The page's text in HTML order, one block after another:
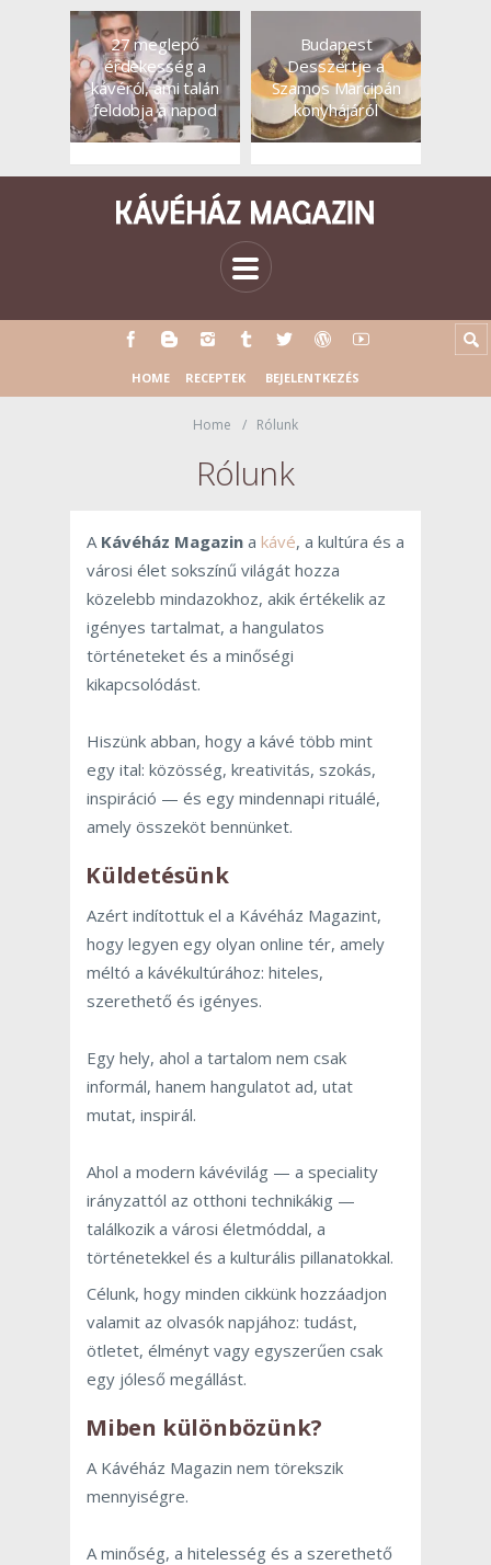
27 meglepő
érdekesség a
kávéról, ami talán
feldobja a napod
Budapest
Desszertje a
Szamos Marcipán
konyhájáról
HOME RECEPTEK BEJELENTKEZÉS
Home Rólunk
Rólunk
A Kávéház Magazin a kávé, a kultúra és a
városi élet sokszínű világát hozza
közelebb mindazokhoz, akik értékelik az
igényes tartalmat, a hangulatos
történeteket és a minőségi
kikapcsolódást.
Hiszünk abban, hogy a kávé több mint
egy ital: közösség, kreativitás, szokás,
inspiráció — és egy mindennapi rituálé,
amely összeköt bennünket.
Küldetésünk
Azért indítottuk el a Kávéház Magazint,
hogy legyen egy olyan online tér, amely
méltó a kávékultúrához: hiteles,
szerethető és igényes.
Egy hely, ahol a tartalom nem csak
informál, hanem hangulatot ad, utat
mutat, inspirál.
Ahol a modern kávévilág — a speciality
irányzattól az otthoni technikákig —
találkozik a városi életmóddal, a
történetekkel és a kulturális pillanatokkal.
Célunk, hogy minden cikkünk hozzáadjon
valamit az olvasók napjához: tudást,
ötletet, élményt vagy egyszerűen csak
egy jóleső megállást.
Miben különbözünk?
A Kávéház Magazin nem törekszik
mennyiségre.
A minőség, a hitelesség és a szerethető